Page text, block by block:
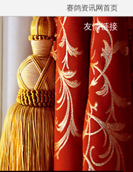
赛鸽资讯网首页
友情链接